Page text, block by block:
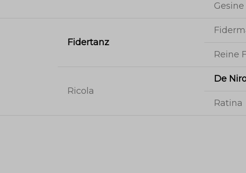
Gesine
Fidertanz
Reine
Ricola
De
Ratina